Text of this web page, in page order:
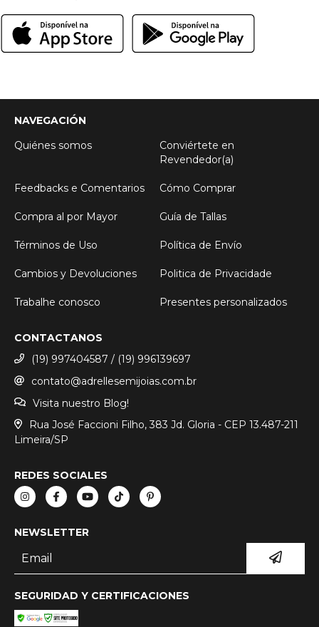
NAVEGACIÓN
Quiénes somos
Conviértete en
Revendedor(a)
Feedbacks e Comentarios Cómo Comprar
Compra al por Mayor Guía de Tallas
Términos de Uso Política de Envío
Cambios y Devoluciones Politica de Privacidade
Trabalhe conosco Presentes personalizados
CONTACTANOS
(19) 997404587 / (19) 996139697
contato@adrellesemijoias.com.br
Visita nuestro Blog!
Rua José Faccioni Filho, 383 Jd. Gloria - CEP 13.487-211
Limeira/SP
REDES SOCIALES
NEWSLETTER
SEGURIDAD Y CERTIFICACIONES